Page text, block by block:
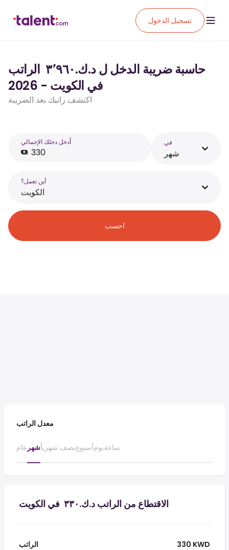
تسجيل الدخول
حاسبة ضريبة الدخل ل د.ك.‏٣٬٩٦٠ ‏ الراتب
في الكويت - 2026
اكتشف راتبك بعد الضريبة
أَدخل دخلك الإجمالي في
شهر
أين تعمل؟
الكويت
احسب
معدل الراتب
عام شهرنصف شهرياًأسبوعيومساعة
الاقتطاع من الراتب د.ك.‏٣٣٠ ‏ في الكويت
الراتب
330 KWD